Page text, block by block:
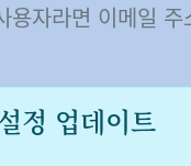
자라면 이메일
정 업데이트